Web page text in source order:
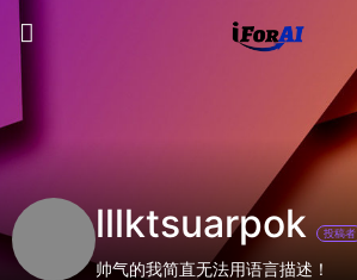
lllktsuarpok 投稿者
帅气的我简直无法用语言描述！